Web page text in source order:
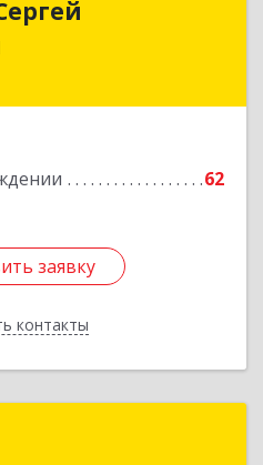
62
заявку
контакты
Сергей
заявку